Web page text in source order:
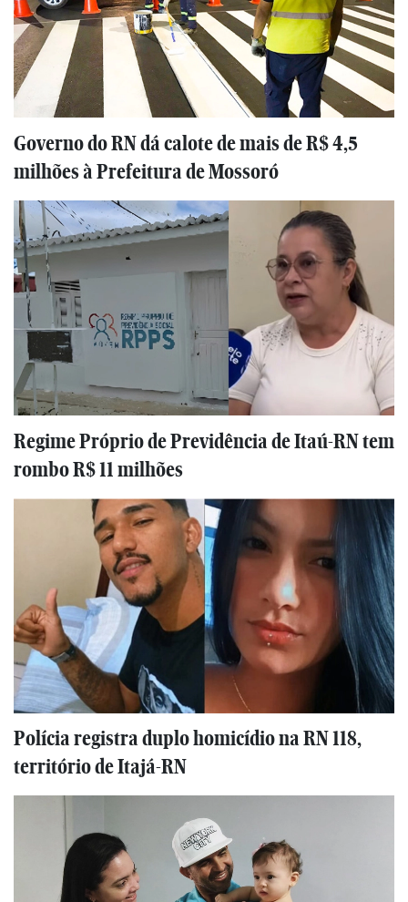
Governo do RN dá calote de mais de R$ 4,5
milhões à Prefeitura de Mossoró
Regime Próprio de Previdência de Itaú-RN tem
rombo R$ 11 milhões
Polícia registra duplo homicídio na RN 118,
território de Itajá-RN